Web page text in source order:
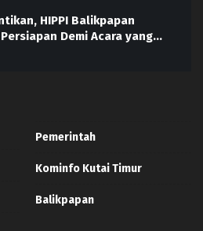
HIPPI Balikpapan
Demi Acara yang…
Pemerintah
Kominfo Kutai Timur
Balikpapan